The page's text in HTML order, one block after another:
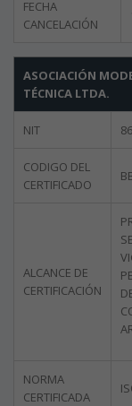
FECHA
CANCELACIÓN
ASOCIACIÓN
TÉCNICA LTDA.
NIT
CODIGO DEL
CERTIFICADO
ALCANCE DE
CERTIFICACIÓN
NORMA
CERTIFICADA